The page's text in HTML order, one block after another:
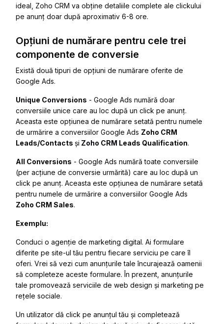
ideal, Zoho CRM va obține detaliile complete ale clickului
pe anunț doar după aproximativ 6-8 ore.
Opțiuni de numărare pentru cele trei
componente de conversie
Există două tipuri de opțiuni de numărare oferite de
Google Ads.
Unique Conversions - Google Ads numără doar
conversiile unice care au loc după un click pe anunț.
Aceasta este opțiunea de numărare setată pentru numele
de urmărire a conversiilor Google Ads Zoho CRM
Leads/Contacts și Zoho CRM Leads Qualification.
All Conversions - Google Ads numără toate conversiile
(per acțiune de conversie urmărită) care au loc după un
click pe anunț. Aceasta este opțiunea de numărare setată
pentru numele de urmărire a conversiilor Google Ads
Zoho CRM Sales.
Exemplu:
Conduci o agenție de marketing digital. Ai formulare
diferite pe site-ul tău pentru fiecare serviciu pe care îl
oferi. Vrei să vezi cum anunțurile tale încurajează oamenii
să completeze aceste formulare. În prezent, anunțurile
tale promovează serviciile de web design și marketing pe
rețele sociale.
Un utilizator dă click pe anunțul tău și completează